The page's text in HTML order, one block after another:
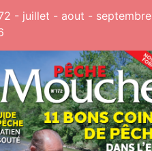
- juillet - aout - septembre